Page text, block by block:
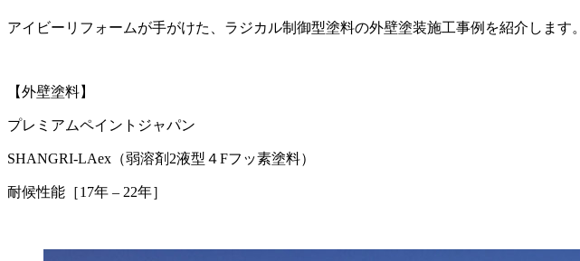
アイビーリフォームが手がけた、ラジカル制御型塗料の外壁塗装施工事例を紹介します。
【外壁塗料】
プレミアムペイントジャパン
SHANGRI-LAex（弱溶剤2液型４Fフッ素塗料）
耐候性能［17年 – 22年］